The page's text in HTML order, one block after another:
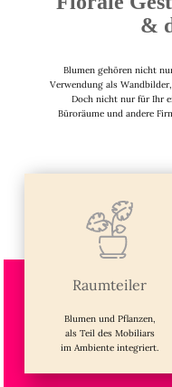
&
Blumen gehören nicht
Verwendung als
Doch nicht nur für Ihr
Büroräume und andere
Raumteiler
Blumen und Pflanzen,
als Teil des Mobiliars
im Ambiente integriert.